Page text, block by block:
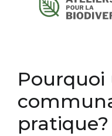
Pourquoi
pratique?